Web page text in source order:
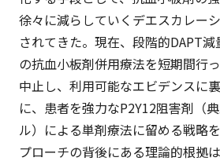
徐々に減らしていくデエスカレー
されてきた。現在、段階的DAPT
の抗血小板剤併用療法を短期間行
中止し、利用可能なエビデンスに
に、患者を強力なP2Y12阻害剤（
ル）による単剤療法に留める戦略
プローチの背後にある理論的根拠